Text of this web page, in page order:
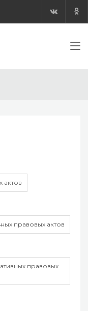
актов
правовых актов
правовых